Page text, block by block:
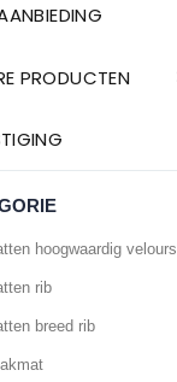
PRODUCTEN
hoogwaardig velours
rib
breed rib